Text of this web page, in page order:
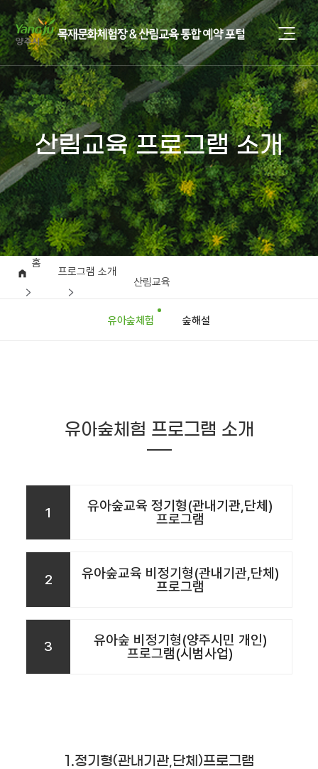
산림교육 프로그램 소개
홈
프로그램 소개
산림교육
유아숲체험 숲해설
유아숲체험 프로그램 소개
1
유아숲교육 정기형(관내기관,단체)
프로그램
2
유아숲교육 비정기형(관내기관,단체)
프로그램
3
유아숲 비정기형(양주시민 개인)
프로그램(시범사업)
1.정기형(관내기관,단체)프로그램